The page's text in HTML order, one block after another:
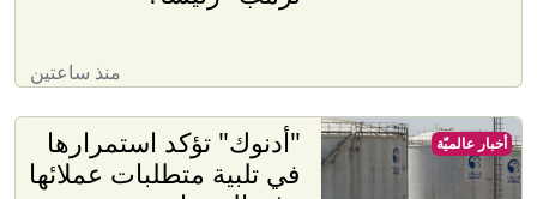
منذ ساعتين
"أدنوك" تؤكد استمرارها
في تلبية متطلبات عملائها
أخبار عالميّة